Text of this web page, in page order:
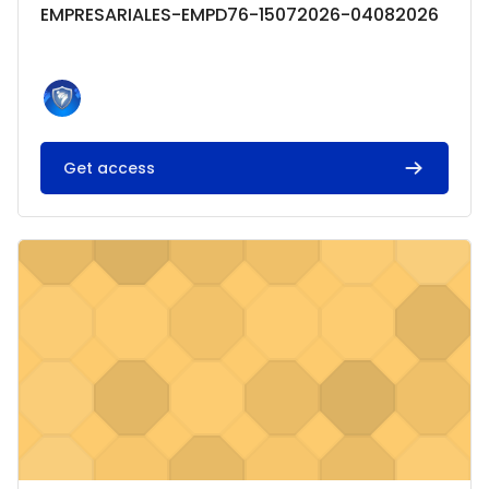
EMPRESARIALES-EMPD76-15072026-04082026
Get access
Imagen del curso MEJORA Y OPTIMIZACION DE PROCESOS-